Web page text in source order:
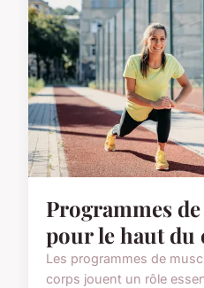
Programmes
pour le haut du
Les programmes de
corps jouent un rôle